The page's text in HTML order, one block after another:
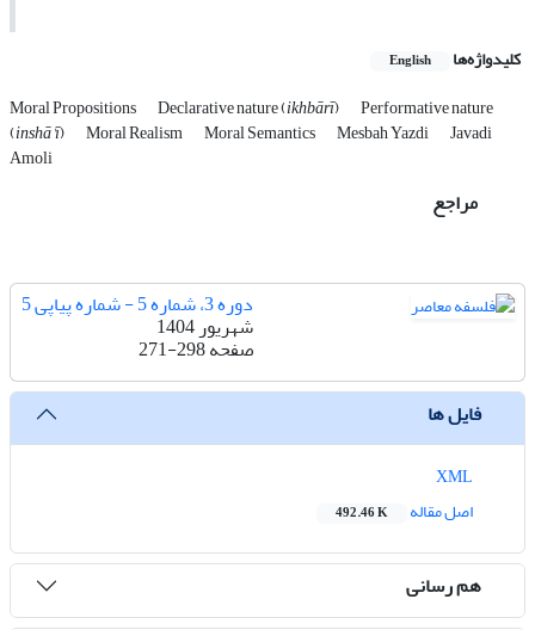
کلیدواژه‌ها English
Moral Propositions Declarative nature (ikhbārī) Performative nature
(inshā'ī) Moral Realism Moral Semantics Mesbah Yazdi Javadi
Amoli
مراجع
دوره 3، شماره 5 - شماره پیاپی 5
شهریور 1404
صفحه271-298
فایل ها
اصل مقاله
492.46 K
هم رسانی